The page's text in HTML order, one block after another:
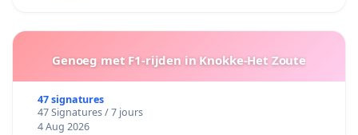
Genoeg met F1-rijden in Knokke-Het Zoute
47 signatures
47 Signatures / 7 jours
4 Aug 2026